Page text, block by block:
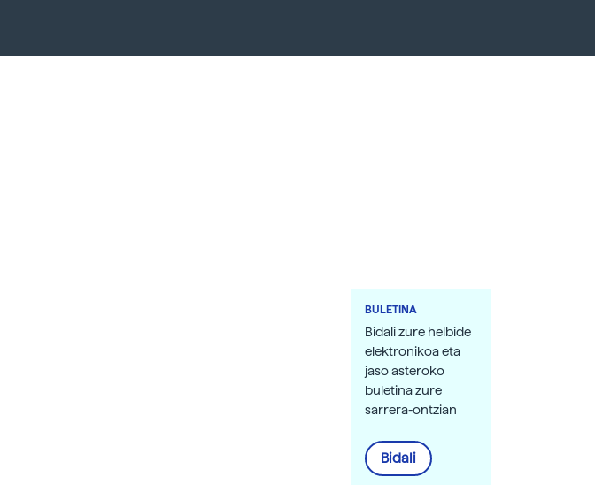
BULETINA
Bidali zure helbide
elektronikoa eta
jaso asteroko
buletina zure
sarrera-ontzian
Bidali